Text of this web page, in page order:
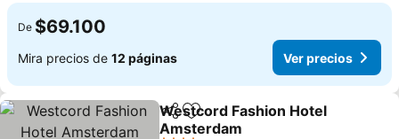
De $69.100
Mira precios de 12 páginas Ver precios
CompartirAgregar a favoritos
Westcord Fashion Hotel
Amsterdam